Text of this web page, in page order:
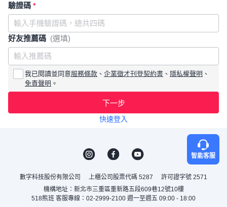
驗證碼 *
好友推薦碼 (選填)
我已閱讀並同意服務條款 、 企業徵才刊登契約書 、 隱私權聲明 、
免責聲明 。
下一步
快速登入
智能客服
數字科技股份有限公司 上櫃公司股票代碼 5287
許可證字號 2571
機構地址：新北市三重區重新路五段609巷12號10樓
518熊班 客服專線：02-2999-2100 週一至週五 09:00 - 18:00